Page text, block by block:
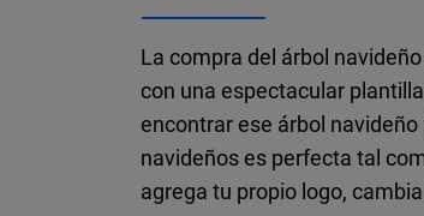
La compra del árbol
con una espectacular
encontrar ese árbol
navideños es perfecta tal
agrega tu propio logo,